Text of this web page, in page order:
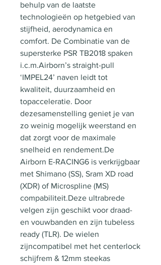
behulp van de laatste
technologieën op hetgebied van
stijfheid, aerodynamica en
comfort. De Combinatie van de
supersterke PSR TB2018 spaken
i.c.m.Airborn’s straight-pull
‘IMPEL24’ naven leidt tot
kwaliteit, duurzaamheid en
topacceleratie. Door
dezesamenstelling geniet je van
zo weinig mogelijk weerstand en
dat zorgt voor de maximale
snelheid en rendement.De
Airborn E-RACING6 is verkrijgbaar
met Shimano (SS), Sram XD road
(XDR) of Microspline (MS)
compabiliteit.Deze ultrabrede
velgen zijn geschikt voor draad-
en vouwbanden en zijn tubeless
ready (TLR). De wielen
zijncompatibel met het centerlock
schijfrem & 12mm steekas